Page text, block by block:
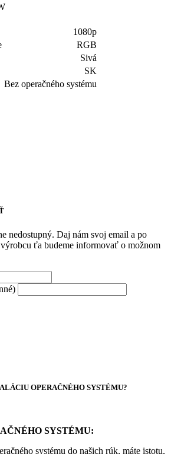
1080p
RGB
Sivá
SK
Bez operačného systému
nedostupný. Daj nám svoj email a po
ťa budeme informovať o možnom
OPERAČNÉHO SYSTÉMU?
SYSTÉMU:
systému do našich rúk, máte istotu,